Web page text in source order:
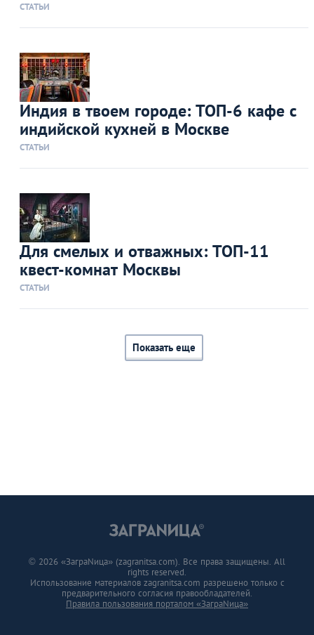
СТАТЬИ
Индия в твоем городе: ТОП-6 кафе с
индийской кухней в Москве
СТАТЬИ
Для смелых и отважных: ТОП-11
квест-комнат Москвы
СТАТЬИ
Показать еще
© 2026 «ЗаграNица» (zagranitsa.com). Все права защищены. All
rights reserved.
Использование материалов zagranitsa.com разрешено только с
предварительного согласия правообладателей.
Правила пользования порталом «ЗаграNица»